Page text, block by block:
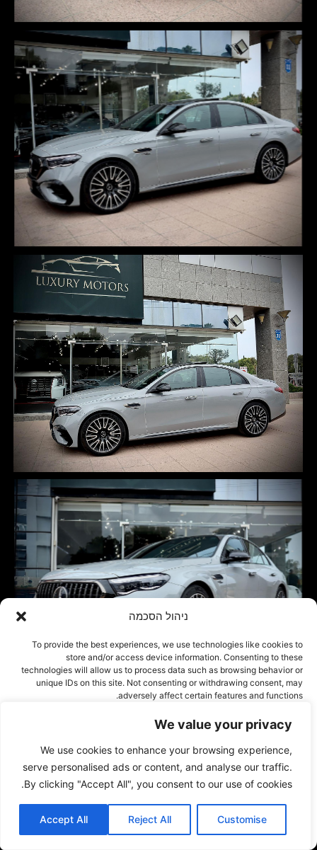
We value your privacy
We use cookies to enhance your browsing experience,
serve personalised ads or content, and analyse our traffic.
By clicking "Accept All", you consent to our use of cookies.
Customise
Reject All
Accept All
ניהול הסכמה
To provide the best experiences, we use technologies like cookies to
store and/or access device information. Consenting to these
technologies will allow us to process data such as browsing behavior or
unique IDs on this site. Not consenting or withdrawing consent, may
adversely affect certain features and functions.
דחייה
Cookie Policy